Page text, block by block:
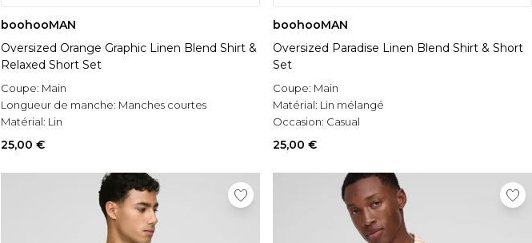
boohooMAN
Oversized Orange Graphic Linen Blend Shirt &
Relaxed Short Set
Coupe: Main
Longueur de manche: Manches courtes
Matérial: Lin
25,00 €
boohooMAN
Oversized Paradise Linen Blend Shirt & Short
Set
Coupe: Main
Matérial: Lin mélangé
Occasion: Casual
25,00 €